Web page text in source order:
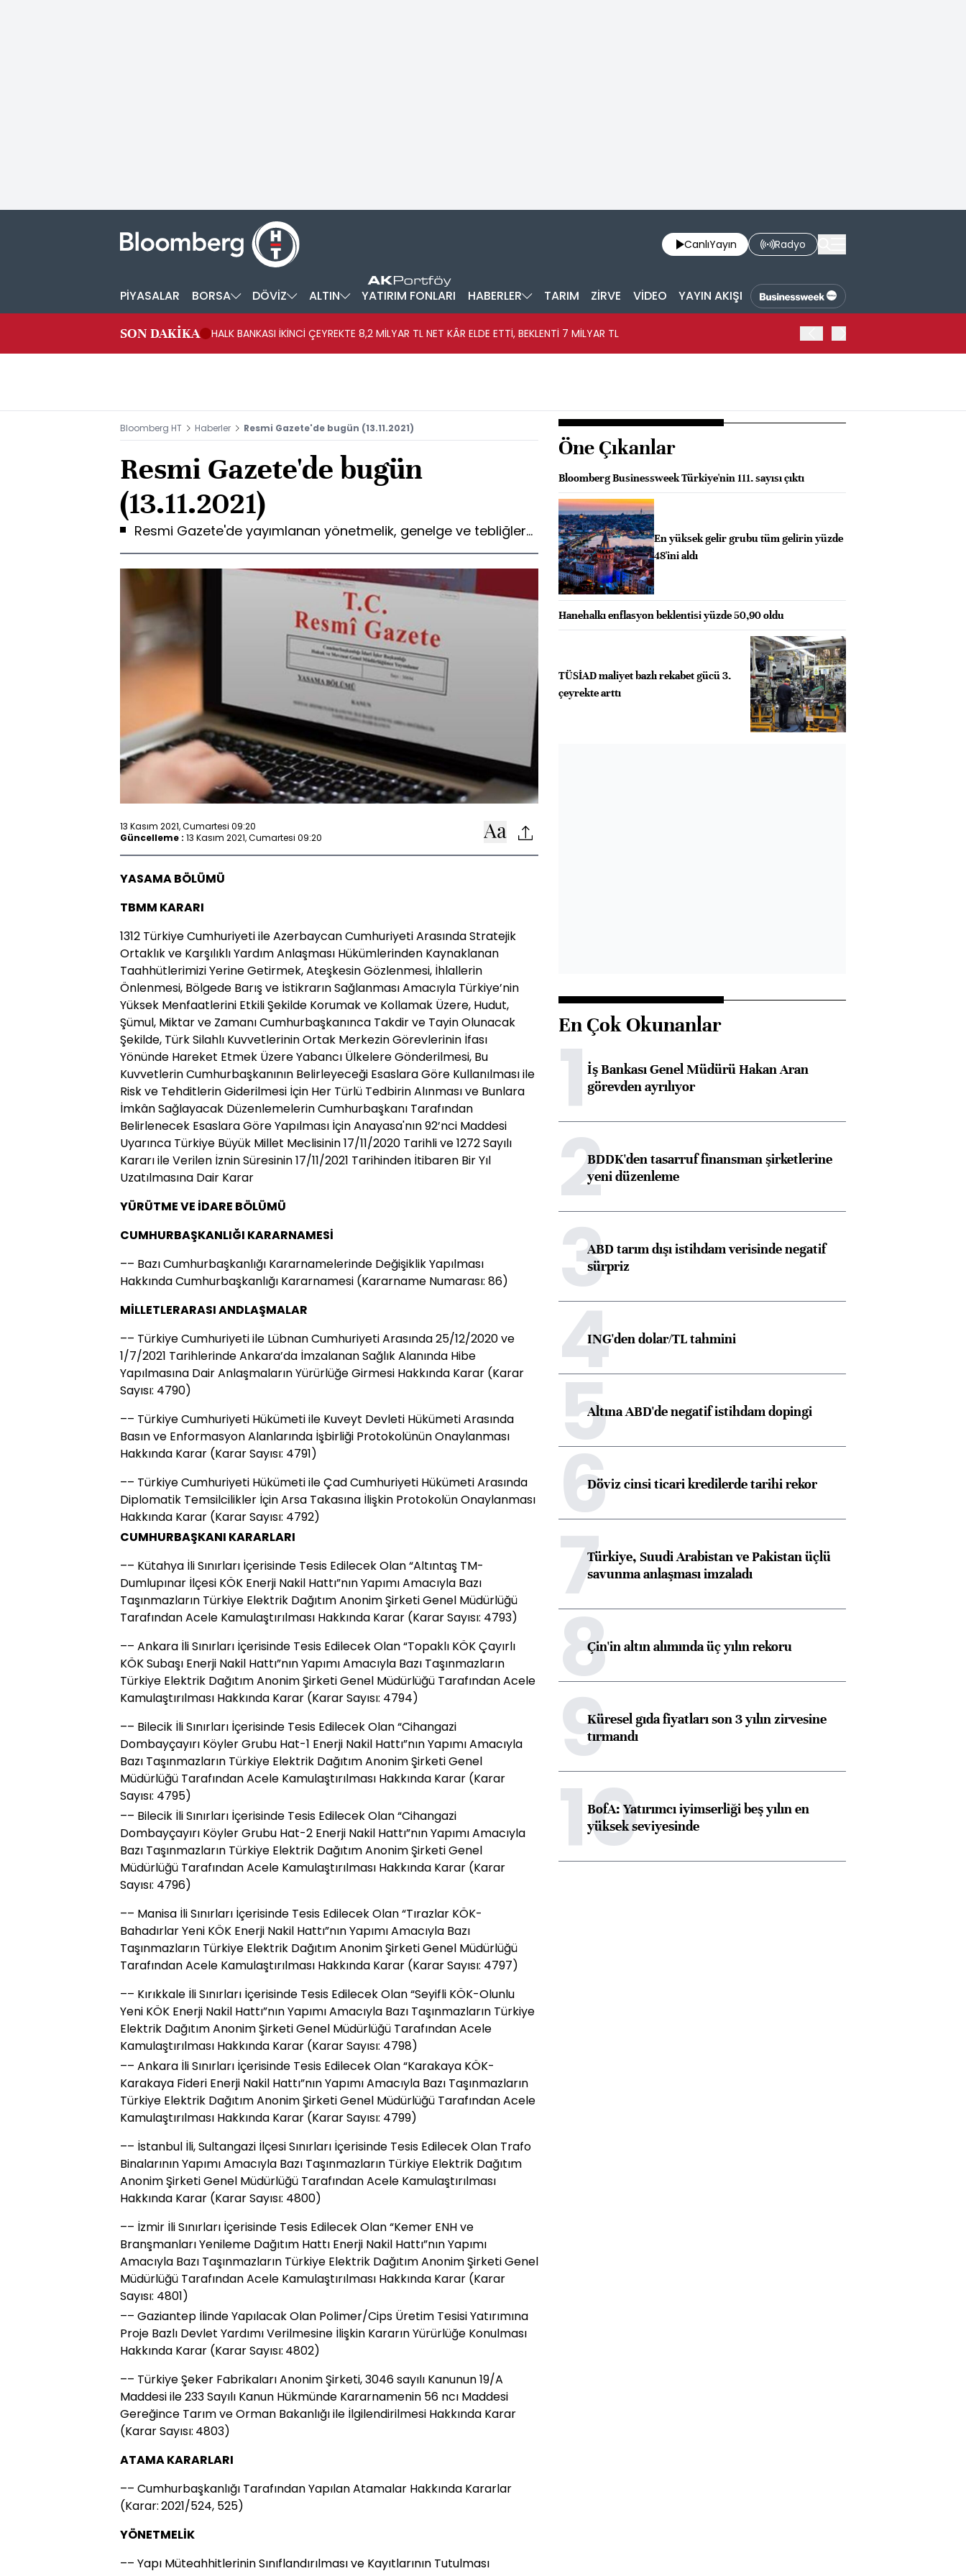
CanlıYayın Radyo
PİYASALAR BORSA DÖVİZ ALTIN YATIRIM FONLARI HABERLER TARIM ZİRVE VİDEO YAYIN AKIŞI
SON DAKİKA HALK BANKASI İKİNCİ ÇEYREKTE 8,2 MİLYAR TL NET KÂR ELDE ETTİ, BEKLENTİ 7 MİLYAR TL
Bloomberg HT Haberler Resmi Gazete'de bugün (13.11.2021)
Resmi Gazete'de bugün
(13.11.2021)
Resmi Gazete'de yayımlanan yönetmelik, genelge ve tebliğler...
13 Kasım 2021, Cumartesi 09:20
Güncelleme : 13 Kasım 2021, Cumartesi 09:20
YASAMA BÖLÜMÜ
TBMM KARARI
1312 Türkiye Cumhuriyeti ile Azerbaycan Cumhuriyeti Arasında Stratejik
Ortaklık ve Karşılıklı Yardım Anlaşması Hükümlerinden Kaynaklanan
Taahhütlerimizi Yerine Getirmek, Ateşkesin Gözlenmesi, İhlallerin
Önlenmesi, Bölgede Barış ve İstikrarın Sağlanması Amacıyla Türkiye’nin
Yüksek Menfaatlerini Etkili Şekilde Korumak ve Kollamak Üzere, Hudut,
Şümul, Miktar ve Zamanı Cumhurbaşkanınca Takdir ve Tayin Olunacak
Şekilde, Türk Silahlı Kuvvetlerinin Ortak Merkezin Görevlerinin İfası
Yönünde Hareket Etmek Üzere Yabancı Ülkelere Gönderilmesi, Bu
Kuvvetlerin Cumhurbaşkanının Belirleyeceği Esaslara Göre Kullanılması ile
Risk ve Tehditlerin Giderilmesi İçin Her Türlü Tedbirin Alınması ve Bunlara
İmkân Sağlayacak Düzenlemelerin Cumhurbaşkanı Tarafından
Belirlenecek Esaslara Göre Yapılması İçin Anayasa'nın 92’nci Maddesi
Uyarınca Türkiye Büyük Millet Meclisinin 17/11/2020 Tarihli ve 1272 Sayılı
Kararı ile Verilen İznin Süresinin 17/11/2021 Tarihinden İtibaren Bir Yıl
Uzatılmasına Dair Karar
YÜRÜTME VE İDARE BÖLÜMÜ
CUMHURBAŞKANLIĞI KARARNAMESİ
–– Bazı Cumhurbaşkanlığı Kararnamelerinde Değişiklik Yapılması
Hakkında Cumhurbaşkanlığı Kararnamesi (Kararname Numarası: 86)
MİLLETLERARASI ANDLAŞMALAR
–– Türkiye Cumhuriyeti ile Lübnan Cumhuriyeti Arasında 25/12/2020 ve
1/7/2021 Tarihlerinde Ankara’da İmzalanan Sağlık Alanında Hibe
Yapılmasına Dair Anlaşmaların Yürürlüğe Girmesi Hakkında Karar (Karar
Sayısı: 4790)
–– Türkiye Cumhuriyeti Hükümeti ile Kuveyt Devleti Hükümeti Arasında
Basın ve Enformasyon Alanlarında İşbirliği Protokolünün Onaylanması
Hakkında Karar (Karar Sayısı: 4791)
–– Türkiye Cumhuriyeti Hükümeti ile Çad Cumhuriyeti Hükümeti Arasında
Diplomatik Temsilcilikler İçin Arsa Takasına İlişkin Protokolün Onaylanması
Hakkında Karar (Karar Sayısı: 4792)
CUMHURBAŞKANI KARARLARI
–– Kütahya İli Sınırları İçerisinde Tesis Edilecek Olan “Altıntaş TM-
Dumlupınar İlçesi KÖK Enerji Nakil Hattı”nın Yapımı Amacıyla Bazı
Taşınmazların Türkiye Elektrik Dağıtım Anonim Şirketi Genel Müdürlüğü
Tarafından Acele Kamulaştırılması Hakkında Karar (Karar Sayısı: 4793)
–– Ankara İli Sınırları İçerisinde Tesis Edilecek Olan “Topaklı KÖK Çayırlı
KÖK Subaşı Enerji Nakil Hattı”nın Yapımı Amacıyla Bazı Taşınmazların
Türkiye Elektrik Dağıtım Anonim Şirketi Genel Müdürlüğü Tarafından Acele
Kamulaştırılması Hakkında Karar (Karar Sayısı: 4794)
–– Bilecik İli Sınırları İçerisinde Tesis Edilecek Olan “Cihangazi
Dombayçayırı Köyler Grubu Hat-1 Enerji Nakil Hattı”nın Yapımı Amacıyla
Bazı Taşınmazların Türkiye Elektrik Dağıtım Anonim Şirketi Genel
Müdürlüğü Tarafından Acele Kamulaştırılması Hakkında Karar (Karar
Sayısı: 4795)
–– Bilecik İli Sınırları İçerisinde Tesis Edilecek Olan “Cihangazi
Dombayçayırı Köyler Grubu Hat-2 Enerji Nakil Hattı”nın Yapımı Amacıyla
Bazı Taşınmazların Türkiye Elektrik Dağıtım Anonim Şirketi Genel
Müdürlüğü Tarafından Acele Kamulaştırılması Hakkında Karar (Karar
Sayısı: 4796)
–– Manisa İli Sınırları İçerisinde Tesis Edilecek Olan “Tırazlar KÖK-
Bahadırlar Yeni KÖK Enerji Nakil Hattı”nın Yapımı Amacıyla Bazı
Taşınmazların Türkiye Elektrik Dağıtım Anonim Şirketi Genel Müdürlüğü
Tarafından Acele Kamulaştırılması Hakkında Karar (Karar Sayısı: 4797)
–– Kırıkkale İli Sınırları İçerisinde Tesis Edilecek Olan “Seyifli KÖK-Olunlu
Yeni KÖK Enerji Nakil Hattı”nın Yapımı Amacıyla Bazı Taşınmazların Türkiye
Elektrik Dağıtım Anonim Şirketi Genel Müdürlüğü Tarafından Acele
Kamulaştırılması Hakkında Karar (Karar Sayısı: 4798)
–– Ankara İli Sınırları İçerisinde Tesis Edilecek Olan “Karakaya KÖK-
Karakaya Fideri Enerji Nakil Hattı”nın Yapımı Amacıyla Bazı Taşınmazların
Türkiye Elektrik Dağıtım Anonim Şirketi Genel Müdürlüğü Tarafından Acele
Kamulaştırılması Hakkında Karar (Karar Sayısı: 4799)
–– İstanbul İli, Sultangazi İlçesi Sınırları İçerisinde Tesis Edilecek Olan Trafo
Binalarının Yapımı Amacıyla Bazı Taşınmazların Türkiye Elektrik Dağıtım
Anonim Şirketi Genel Müdürlüğü Tarafından Acele Kamulaştırılması
Hakkında Karar (Karar Sayısı: 4800)
–– İzmir İli Sınırları İçerisinde Tesis Edilecek Olan “Kemer ENH ve
Branşmanları Yenileme Dağıtım Hattı Enerji Nakil Hattı”nın Yapımı
Amacıyla Bazı Taşınmazların Türkiye Elektrik Dağıtım Anonim Şirketi Genel
Müdürlüğü Tarafından Acele Kamulaştırılması Hakkında Karar (Karar
Sayısı: 4801)
–– Gaziantep İlinde Yapılacak Olan Polimer/Cips Üretim Tesisi Yatırımına
Proje Bazlı Devlet Yardımı Verilmesine İlişkin Kararın Yürürlüğe Konulması
Hakkında Karar (Karar Sayısı: 4802)
–– Türkiye Şeker Fabrikaları Anonim Şirketi, 3046 sayılı Kanunun 19/A
Maddesi ile 233 Sayılı Kanun Hükmünde Kararnamenin 56 ncı Maddesi
Gereğince Tarım ve Orman Bakanlığı ile İlgilendirilmesi Hakkında Karar
(Karar Sayısı: 4803)
ATAMA KARARLARI
–– Cumhurbaşkanlığı Tarafından Yapılan Atamalar Hakkında Kararlar
(Karar: 2021/524, 525)
YÖNETMELİK
–– Yapı Müteahhitlerinin Sınıflandırılması ve Kayıtlarının Tutulması
Öne Çıkanlar
Bloomberg Businessweek Türkiye'nin 111. sayısı çıktı
En yüksek gelir grubu tüm gelirin yüzde
48'ini aldı
Hanehalkı enflasyon beklentisi yüzde 50,90 oldu
TÜSİAD maliyet bazlı rekabet gücü 3.
çeyrekte arttı
En Çok Okunanlar
1İş Bankası Genel Müdürü Hakan Aran
görevden ayrılıyor
2BDDK'den tasarruf finansman şirketlerine
yeni düzenleme
3ABD tarım dışı istihdam verisinde negatif
sürpriz
4ING'den dolar/TL tahmini
5Altına ABD'de negatif istihdam dopingi
6Döviz cinsi ticari kredilerde tarihi rekor
7Türkiye, Suudi Arabistan ve Pakistan üçlü
savunma anlaşması imzaladı
8Çin'in altın alımında üç yılın rekoru
9Küresel gıda fiyatları son 3 yılın zirvesine
tırmandı
10
BofA: Yatırımcı iyimserliği beş yılın en
yüksek seviyesinde